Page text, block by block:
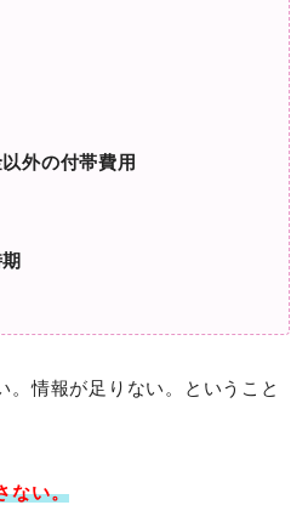
外の付帯費用
。情報が足りない。ということ
ない。